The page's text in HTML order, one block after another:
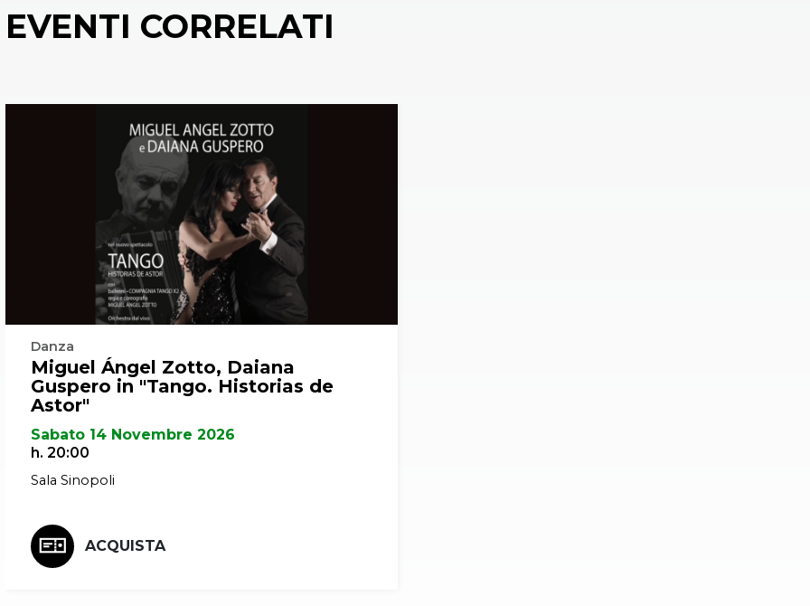
EVENTI CORRELATI
Danza
Miguel Ángel Zotto, Daiana
Guspero in "Tango. Historias de
Astor"
Sabato 14 Novembre 2026
h. 20:00
Sala Sinopoli
ACQUISTA